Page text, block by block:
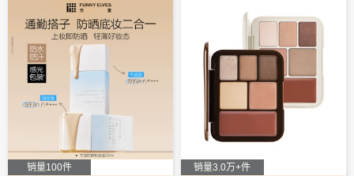
销量100件
销量3.0万+件